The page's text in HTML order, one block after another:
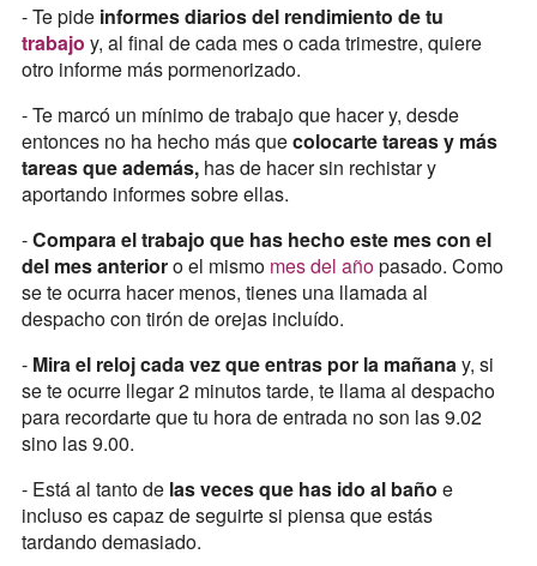
- Te pideinformes diarios del rendimiento de tu
trabajo y, al final de cada mes o cada trimestre, quiere
otro informe más pormenorizado.
- Te marcó un mínimo de trabajo que hacer y, desde
entonces no ha hecho más quecolocarte tareas y más
tareas que además,has de hacer sin rechistar y
aportando informes sobre ellas.
-Compara el trabajo que has hecho este mes con el
del mes anterioro el mismo mes del añopasado. Como
se te ocurra hacer menos, tienes una llamada al
despacho con tirón de orejas incluído.
- Mira el reloj cada vez que entras por la mañanay, si
se te ocurre llegar 2 minutos tarde, te llama al despacho
para recordarte que tu hora de entrada no son las 9.02
sino las 9.00.
- Está al tanto delas veces que has ido al baño e
incluso es capaz de seguirte si piensa que estás
tardando demasiado.